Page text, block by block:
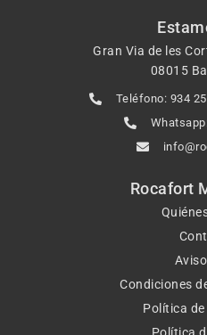
Gran Via de les
08015
Teléfono: 934
Rocafort
Condiciones
Política